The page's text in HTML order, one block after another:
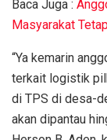
Baca Juga :
Masyarakat
“Ya kemarin
terkait logistik
di TPS di desa-
akan dipantau